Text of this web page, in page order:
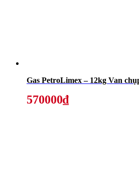
Gas PetroLimex – 12kg Van
570000₫